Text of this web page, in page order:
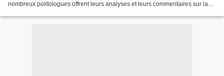
nombreux politologues offrent leurs analyses et leurs commentaires sur la